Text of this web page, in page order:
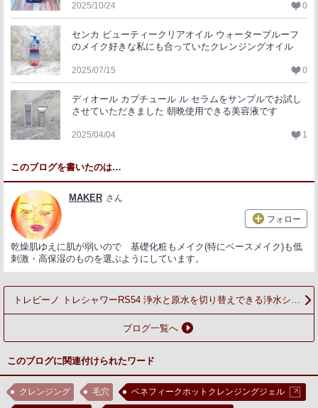
2025/10/24 0
センカ ビューティークリアオイル ウォータープルーフ
のメイク好きな私にも合っていたクレンジングオイル
2025/07/15 0
ディオール カプチュール ル セラムをサンプルでお試し
させていただきました 朝晩使用できる美容液です
2025/04/04 1
このブログを書いたのは…
MAKER さん
フォロー
乾燥肌ゆえに肌が弱いので 基礎化粧もメイク(特にベースメイク)も低
刺激・高保湿のものを選ぶようにしています。
トレビーノ トレシャワーRS54 浄水と原水を切り替えできる浄水シャ
ブログ一覧へ
このブログに関連付けられたワード
クレンジング 毛穴 ベネフィークホットクレンジングジェル